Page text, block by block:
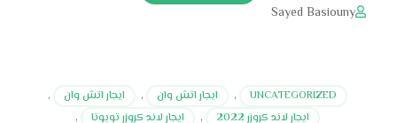
Sayed Basiouny
UNCATEGORIZED
, ايجار اتش وان , ايجار اتش وان
,
ايجار لاند كروزر 2022
, ايجار لاند كروزر تويوتا
,